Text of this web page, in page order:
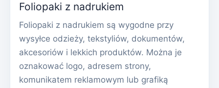
Foliopaki z nadrukiem
Foliopaki z nadrukiem są wygodne przy
wysyłce odzieży, tekstyliów, dokumentów,
akcesoriów i lekkich produktów. Można je
oznakować logo, adresem strony,
komunikatem reklamowym lub grafiką